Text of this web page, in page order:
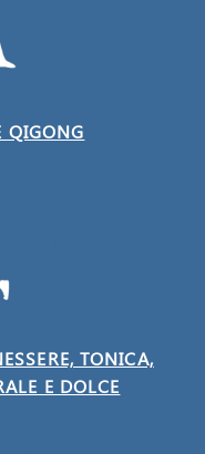
QIGONG
TONICA,
E DOLCE